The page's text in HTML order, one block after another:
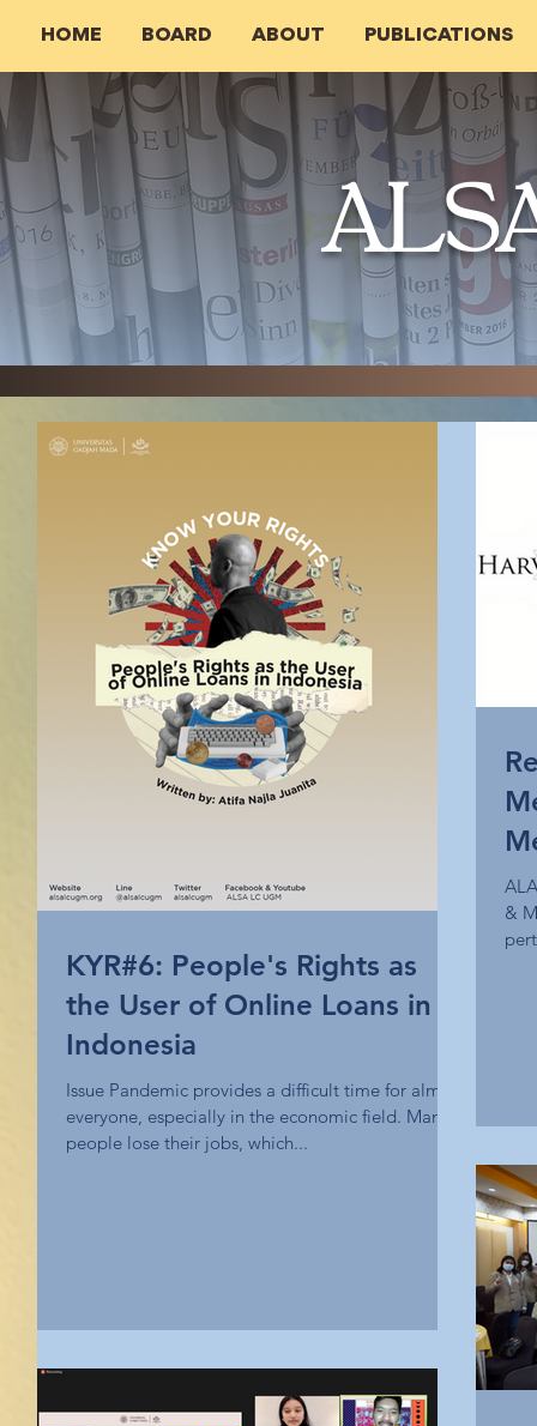
HOME BOARD ABOUT PUBLICATIONS
KYR#6: People's Rights as
the User of Online Loans in
Indonesia
Issue Pandemic provides a difficult time for almost
everyone, especially in the economic field. Many
people lose their jobs, which...
&